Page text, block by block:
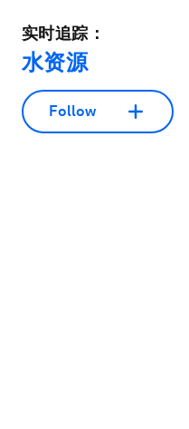
实时追踪：
水资源
Follow